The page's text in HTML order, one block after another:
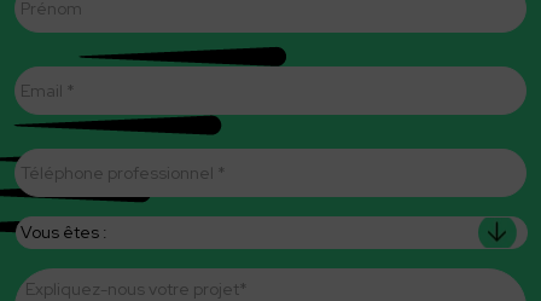
E-
mail *
Téléphone
professionnel *
Vous
êtes
Message